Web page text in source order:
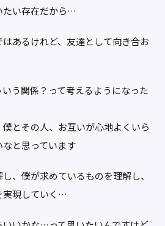
たい存在だから…
あるけれど、友達として向き合お
う関係？って考えるようになった
とその人、お互いが心地よくいら
と思っています
、僕が求めているものを理解し、
実現していく…